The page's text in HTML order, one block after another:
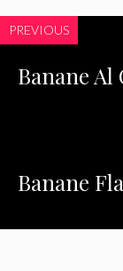
PREVIOUS
Banane Al
Banane